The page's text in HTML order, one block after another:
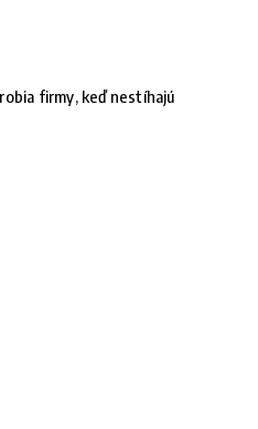
firmy, keď nestíhajú